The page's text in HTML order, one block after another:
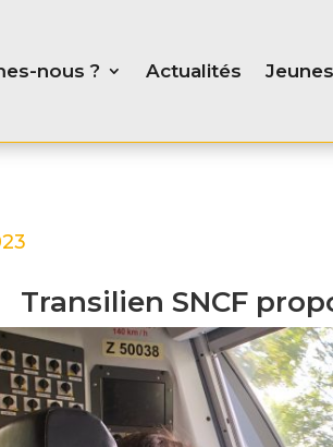
nous ? Actualités Jeunes
Transilien SNCF